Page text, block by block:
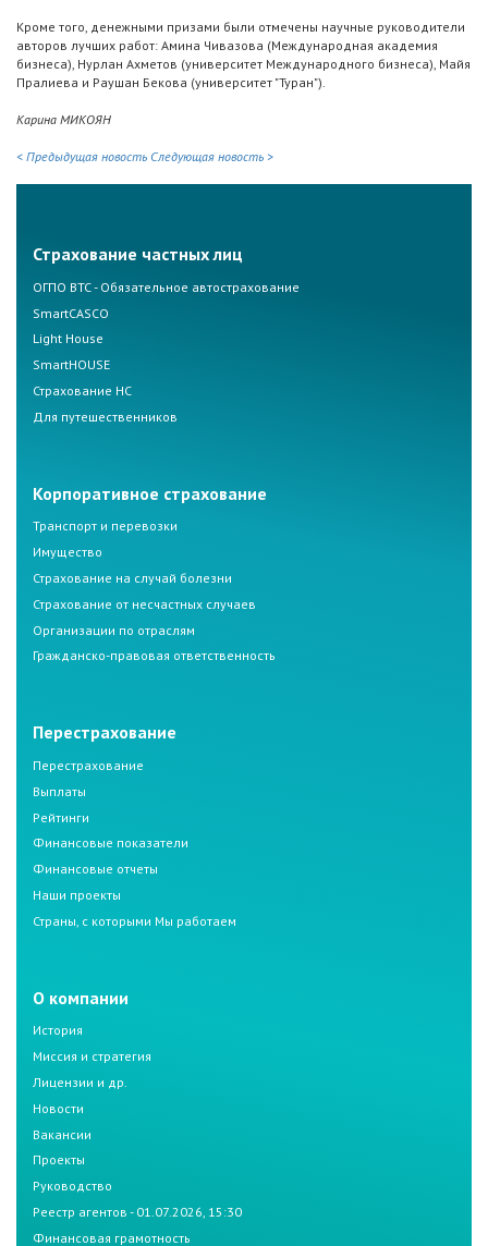
Кроме того, денежными призами были отмечены научные руководители
авторов лучших работ: Амина Чивазова (Международная академия
бизнеса), Нурлан Ахметов (университет Международного бизнеса), Майя
Пралиева и Раушан Бекова (университет "Туран").
Карина МИКОЯН
< Предыдущая новость Следующая новость >
Страхование частных лиц
ОГПО ВТС - Обязательное автострахование
SmartCASCO
Light House
SmartHOUSE
Страхование НС
Для путешественников
Корпоративное страхование
Транспорт и перевозки
Имущество
Страхование на случай болезни
Страхование от несчастных случаев
Организации по отраслям
Гражданско-правовая ответственность
Перестрахование
Перестрахование
Выплаты
Рейтинги
Финансовые показатели
Финансовые отчеты
Наши проекты
Страны, с которыми Мы работаем
О компании
История
Миссия и стратегия
Лицензии и др.
Новости
Вакансии
Проекты
Руководство
Реестр агентов - 01.07.2026, 15:30
Финансовая грамотность